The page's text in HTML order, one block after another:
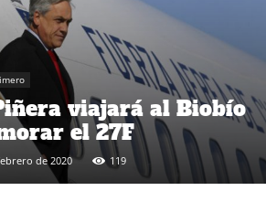
viajará al Biobío
el 27F
de 2020 119